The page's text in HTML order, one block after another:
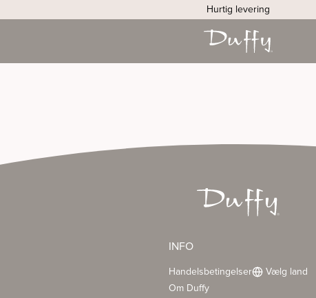
Hurtig levering
INFO
Handelsbetingelser
Om Duffy
Vælg land